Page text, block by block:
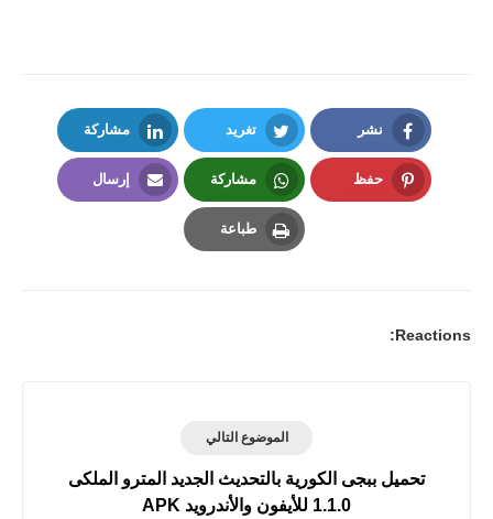
نشر
Facebook
تغريد
Twitter
مشاركة
LinkedIn
حفظ مشاركة
Whatsapp
إرسال
طباعة
Reactions:
الموضوع التالي
تحميل ببجى الكورية بالتحديث الجديد المترو الملكى
1.1.0 للأيفون والأندرويد APK